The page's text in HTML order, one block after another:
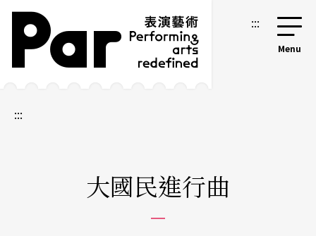
跳到主要內容區塊
網站導覽 :::
:::
大國民進行曲